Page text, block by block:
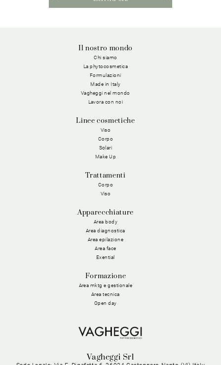
Il nostro mondo
Chi siamo
La phytocosmetica
Formulazioni
Made in Italy
Vagheggi nel mondo
Lavora con noi
Linee cosmetiche
Viso
Corpo
Solari
Make Up
Trattamenti
Corpo
Viso
Apparecchiature
Area body
Area diagnostica
Area epilazione
Area face
Exential
Formazione
Area mktg e gestionale
Area tecnica
Open day
Vagheggi Srl